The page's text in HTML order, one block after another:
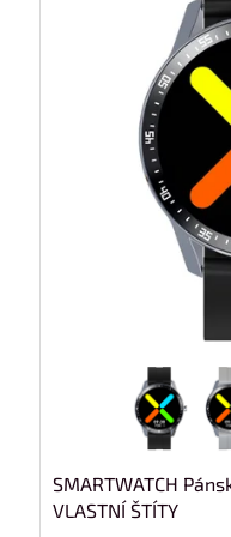
SMARTWATCH
VLASTNÍ ŠTÍTY